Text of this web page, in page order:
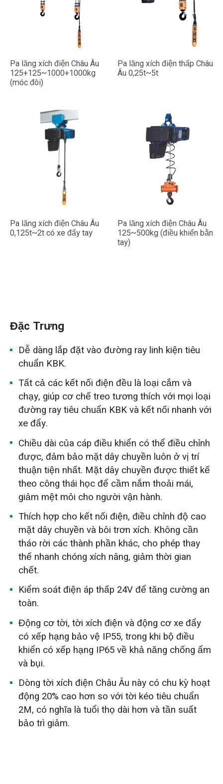
Pa lăng xích điện Châu Âu
125+125~1000+1000kg
(móc đôi)
Pa lăng xích điện thấp Châu
Âu 0,25t~5t
Pa lăng xích điện Châu Âu
0,125t~2t có xe đẩy tay
Pa lăng xích điện Châu Âu
125~500kg (điều khiển bằng
tay)
Đặc Trưng
Dễ dàng lắp đặt vào đường ray linh kiện tiêu
chuẩn KBK.
Tất cả các kết nối điện đều là loại cắm và
chạy, giúp cơ chế treo tương thích với mọi loại
đường ray tiêu chuẩn KBK và kết nối nhanh với
xe đẩy.
Chiều dài của cáp điều khiển có thể điều chỉnh
được, đảm bảo mặt dây chuyền luôn ở vị trí
thuận tiện nhất. Mặt dây chuyền được thiết kế
theo công thái học để cầm nắm thoải mái,
giảm mệt mỏi cho người vận hành.
Thích hợp cho kết nối điện, điều chỉnh độ cao
mặt dây chuyền và bôi trơn xích. Không cần
tháo rời các thành phần khác, cho phép thay
thế nhanh chóng xích nâng, giảm thời gian
chết.
Kiểm soát điện áp thấp 24V để tăng cường an
toàn.
Động cơ tời, tời xích điện và động cơ xe đẩy
có xếp hạng bảo vệ IP55, trong khi bộ điều
khiển có xếp hạng IP65 về khả năng chống ẩm
và bụi.
Dòng tời xích điện Châu Âu này có chu kỳ hoạt
động 20% cao hơn so với tời kéo tiêu chuẩn
2M, có nghĩa là tuổi thọ dài hơn và tần suất
bảo trì giảm.